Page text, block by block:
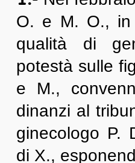
O. e M. O., in
qualità di
potestà sulle
e M.,
dinanzi al
ginecologo P.
di X.,